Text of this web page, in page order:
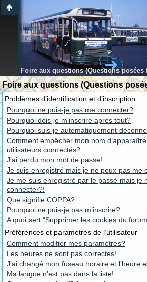
Foire aux questions (Questions posées
Foire aux questions (Questions
Problèmes d’identification et d’inscription
Pourquoi ne puis-je pas me connecter?
Pourquoi dois-je m’inscrire après tout?
Pourquoi suis-je automatiquement
Comment empêcher mon nom
utilisateurs connectés?
J’ai perdu mon mot de passe!
Je suis enregistré mais je ne peux pas me
Je me suis enregistré par le passé mais je
connecter?!
Que signifie COPPA?
Pourquoi ne puis-je pas m’inscrire?
A quoi sert “Supprimer les cookies du
Préférences et paramètres de l’utilisateur
Comment modifier mes paramètres?
Les heures ne sont pas correctes!
J’ai changé mon fuseau horaire et l’heure
Ma langue n’est pas dans la liste!